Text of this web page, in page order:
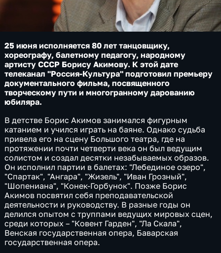
25 июня исполняется 80 лет танцовщику,
хореографу, балетному педагогу, народному
артисту СССР Борису Акимову. К этой дате
телеканал "Россия-Культура" подготовил премьеру
документального фильма, посвященного
творческому пути и многогранному дарованию
юбиляра.
В детстве Борис Акимов занимался фигурным
катанием и учился играть на баяне. Однако судьба
привела его на сцену Большого театра, где на
протяжении почти четверти века он был ведущим
солистом и создал десятки незабываемых образов.
Он исполнил партии в балетах: "Лебединое озеро",
"Спартак", "Ангара", "Жизель", "Иван Грозный",
"Шопениана", "Конек-Горбунок". Позже Борис
Акимов посвятил себя преподавательской
деятельности и руководству. В разные годы он
делился опытом с труппами ведущих мировых сцен,
среди которых – "Ковент Гарден", "Ла Скала",
Венская государственная опера, Баварская
государственная опера.